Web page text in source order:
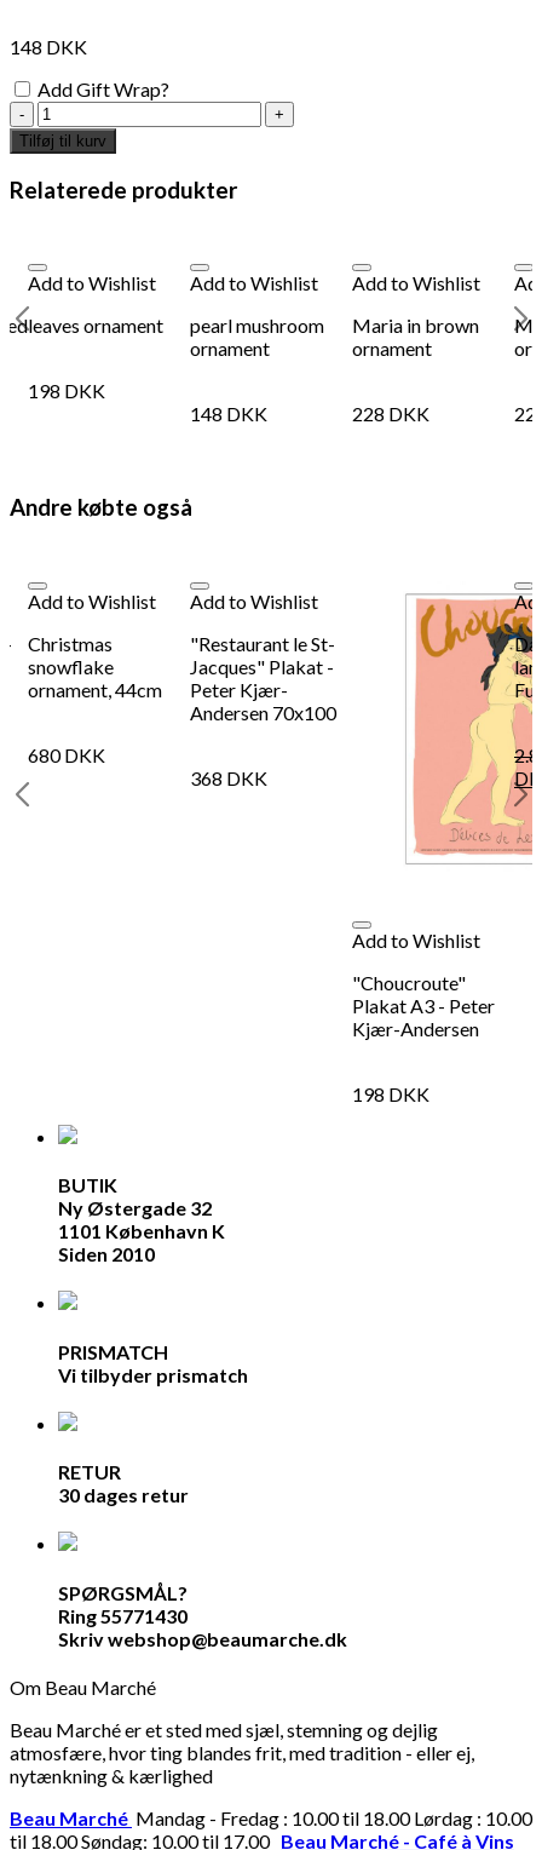
148 DKK
Add Gift Wrap?
silver
star
ornament
20cm
antal
Tilføj til kurv
Relaterede produkter
Add to Wishlist
leaves ornament
198 DKK
Add to Wishlist
pearl mushroom
ornament
148 DKK
Add to Wishlist
Maria in brown
ornament
228 DKK
Andre købte også
-
Add to Wishlist
Christmas
snowflake
ornament, 44cm
680DKK
Add to Wishlist
"Restaurant le St-
Jacques" Plakat -
Peter Kjær-
Andersen 70x100
368 DKK
Add to Wishlist
"Choucroute"
Plakat A3 - Peter
Kjær-Andersen
198 DKK
BUTIK
Ny Østergade 32
1101 København K
Siden 2010
PRISMATCH
Vi tilbyder prismatch
RETUR
30 dages retur
SPØRGSMÅL?
Ring 55771430
Skriv webshop@beaumarche.dk
Om Beau Marché
Beau Marché er et sted med sjæl, stemning og dejlig
atmosfære, hvor ting blandes frit, med tradition - eller ej,
nytænkning & kærlighed
Beau Marché Mandag - Fredag : 10.00 til 18.00 Lørdag : 10.00
til 18.00 Søndag: 10.00 til 17.00 Beau Marché - Café à Vins